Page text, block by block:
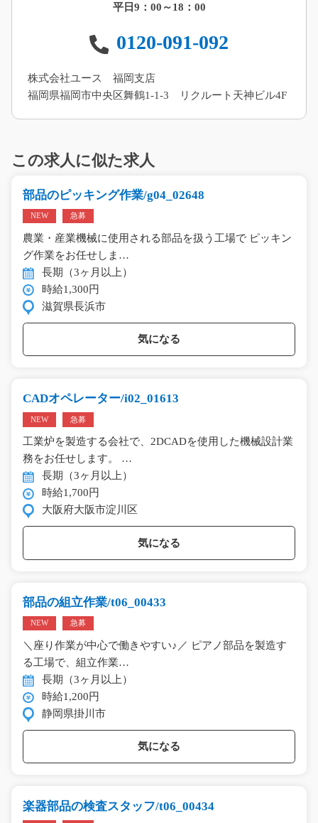
平日9：00～18：00
0120-091-092
株式会社ユース 福岡支店
福岡県福岡市中央区舞鶴1-1-3 リクルート天神ビル4F
この求人に似た求人
部品のピッキング作業/g04_02648
NEW 急募
農業・産業機械に使用される部品を扱う工場で ピッキン
グ作業をお任せしま…
長期（3ヶ月以上）
時給1,300円
滋賀県長浜市
気になる
CADオペレーター/i02_01613
NEW 急募
工業炉を製造する会社で、2DCADを使用した機械設計業
務をお任せします。 …
長期（3ヶ月以上）
時給1,700円
大阪府大阪市淀川区
気になる
部品の組立作業/t06_00433
NEW 急募
＼座り作業が中心で働きやすい♪／ ピアノ部品を製造す
る工場で、組立作業…
長期（3ヶ月以上）
時給1,200円
静岡県掛川市
気になる
楽器部品の検査スタッフ/t06_00434